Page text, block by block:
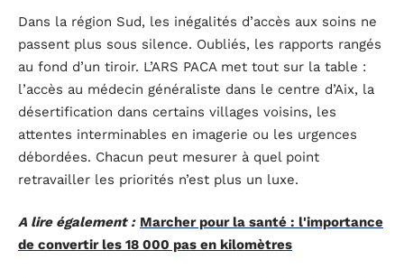
Dans la région Sud, les inégalités d’accès aux soins ne
passent plus sous silence. Oubliés, les rapports rangés
au fond d’un tiroir. L’ARS PACA met tout sur la table :
l’accès au médecin généraliste dans le centre d’Aix, la
désertification dans certains villages voisins, les
attentes interminables en imagerie ou les urgences
débordées. Chacun peut mesurer à quel point
retravailler les priorités n’est plus un luxe.
A lire également : Marcher pour la santé : l'importance
de convertir les 18 000 pas en kilomètres